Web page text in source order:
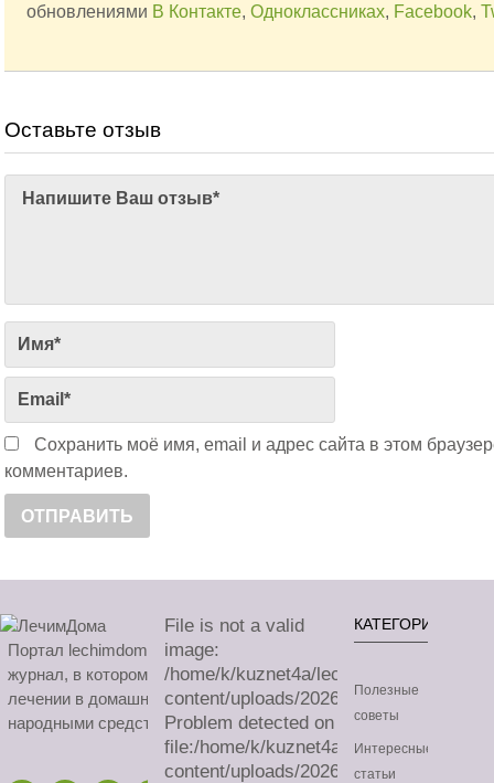
обновлениями В Контакте,Одноклассниках, Facebook,
Оставьте отзыв
Сохранить моё имя, email и адрес сайта в этом
комментариев.
Портал lechimdoma.com - это онлайн-
журнал, в котором можно узнать все о
лечении в домашних условиях
народными средствами.
File is not a valid
image:
/home/k/kuznet4a/lechimdoma.com/
content/uploads/2026/08/sa.avif
Problem detected on
file:/home/k/kuznet4a/
content/uploads/2026/08/sa.avif
КАТЕГОРИИ
Полезные
советы
Интересные
статьи